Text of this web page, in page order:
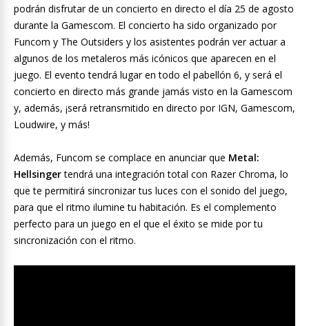
podrán disfrutar de un concierto en directo el día 25 de agosto
durante la Gamescom. El concierto ha sido organizado por
Funcom y The Outsiders y los asistentes podrán ver actuar a
algunos de los metaleros más icónicos que aparecen en el
juego. El evento tendrá lugar en todo el pabellón 6, y será el
concierto en directo más grande jamás visto en la Gamescom
y, además, ¡será retransmitido en directo por IGN, Gamescom,
Loudwire, y más!
Además, Funcom se complace en anunciar que Metal:
Hellsingertendrá una integración total con Razer Chroma, lo
que te permitirá sincronizar tus luces con el sonido del juego,
para que el ritmo ilumine tu habitación. Es el complemento
perfecto para un juego en el que el éxito se mide por tu
sincronización con el ritmo.